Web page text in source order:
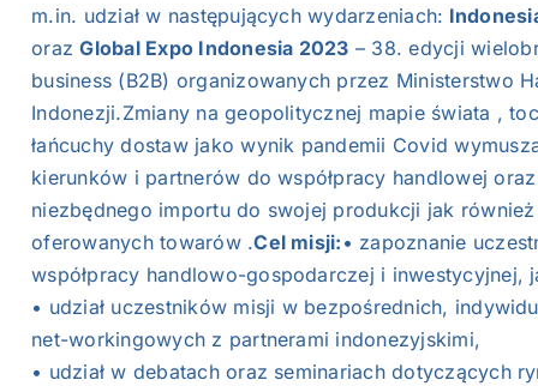
m.in. udział w następujących wydarzeniach:
orazGlobal Expo Indonesia 2023 – 38. edycji
business (B2B) organizowanych przez Ministerstwo
Indonezji.Zmiany na geopolitycznej mapie świata ,
łańcuchy dostaw jako wynik pandemii Covid
kierunków i partnerów do współpracy handlowej
niezbędnego importu do swojej produkcji jak
oferowanych towarów .Cel misji: • zapoznanie
współpracy handlowo-gospodarczej i inwestycyjnej,
• udział uczestników misji w bezpośrednich,
net-workingowych z partnerami indonezyjskimi,
• udział w debatach oraz seminariach dotyczących